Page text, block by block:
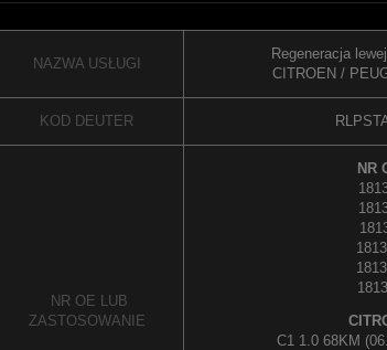
NAZWA USŁUGI
Regeneracja
CITROEN /
KOD DEUTER
NR OE LUB
ZASTOSOWANIE
NR
C1 1.0 68KM